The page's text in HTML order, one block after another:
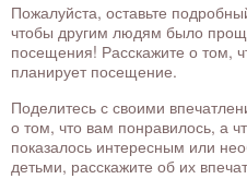
Пожалуйста, оставьте
чтобы другим людям было
посещения! Расскажите о том,
планирует посещение.
Поделитесь с своими
о том, что вам понравилось, а
показалось интересным или
детьми, расскажите об их